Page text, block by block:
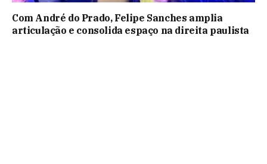
Com André do Prado, Felipe Sanches amplia
articulação e consolida espaço na direita paulista